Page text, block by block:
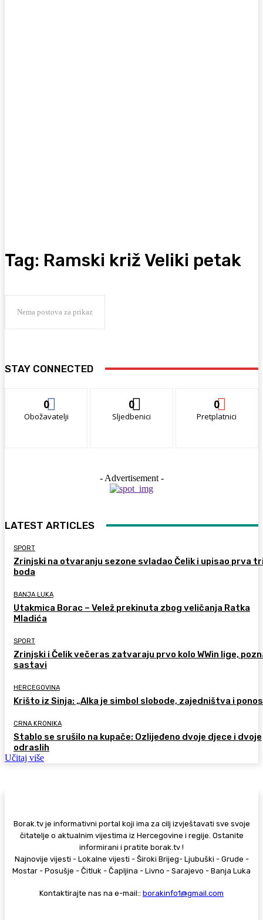
Tag: Ramski križ Veliki petak
Nema postova za prikaz
STAY CONNECTED
0
Obožavatelji
0
Sljedbenici
0
Pretplatnici
- Advertisement -
LATEST ARTICLES
SPORT
Zrinjski na otvaranju sezone svladao Čelik i upisao prva
boda
BANJA LUKA
Utakmica Borac – Velež prekinuta zbog veličanja Ratka
Mladića
SPORT
Zrinjski i Čelik večeras zatvaraju prvo kolo WWin lige,
sastavi
HERCEGOVINA
Krišto iz Sinja: „Alka je simbol slobode, zajedništva i
CRNA KRONIKA
Stablo se srušilo na kupače: Ozlijeđeno dvoje djece i dvoje
odraslih
Učitaj više
Borak.tv je informativni portal koji ima za cilj izvještavati sve svoje
čitatelje o aktualnim vijestima iz Hercegovine i regije. Ostanite
informirani i pratite borak.tv !
Najnovije vijesti - Lokalne vijesti - Široki Brijeg- Ljubuški - Grude -
Mostar - Posušje - Čitluk - Čapljina - Livno - Sarajevo - Banja Luka
Kontaktirajte nas na e-mail:: borakinfo1@gmail.com